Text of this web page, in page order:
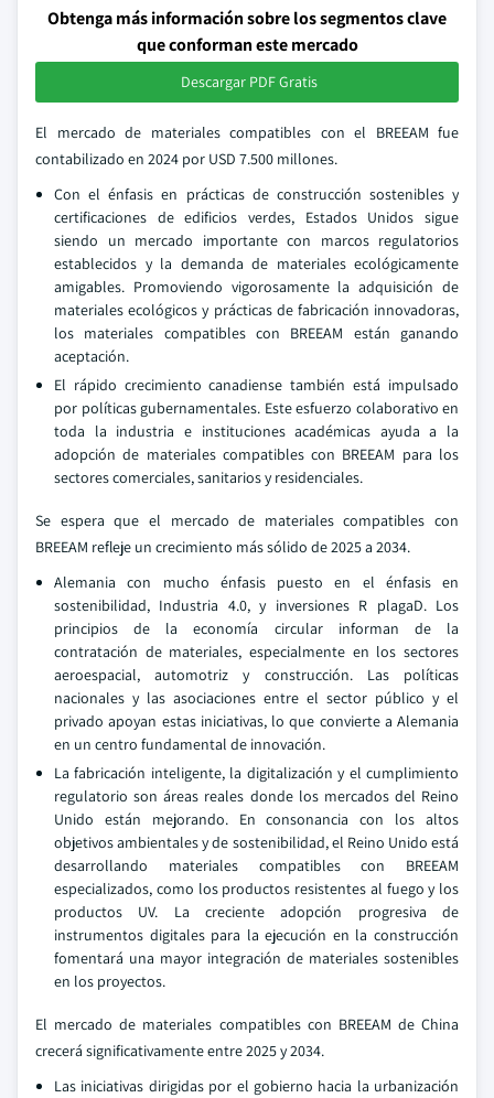
Obtenga más información sobre los segmentos clave
que conforman este mercado
Descargar PDF Gratis
El mercado de materiales compatibles con el BREEAM fue
contabilizado en 2024 por USD 7.500 millones.
Con el énfasis en prácticas de construcción sostenibles y
certificaciones de edificios verdes, Estados Unidos sigue
siendo un mercado importante con marcos regulatorios
establecidos y la demanda de materiales ecológicamente
amigables. Promoviendo vigorosamente la adquisición de
materiales ecológicos y prácticas de fabricación innovadoras,
los materiales compatibles con BREEAM están ganando
aceptación.
El rápido crecimiento canadiense también está impulsado
por políticas gubernamentales. Este esfuerzo colaborativo en
toda la industria e instituciones académicas ayuda a la
adopción de materiales compatibles con BREEAM para los
sectores comerciales, sanitarios y residenciales.
Se espera que el mercado de materiales compatibles con
BREEAM refleje un crecimiento más sólido de 2025 a 2034.
Alemania con mucho énfasis puesto en el énfasis en
sostenibilidad, Industria 4.0, y inversiones R plagaD. Los
principios de la economía circular informan de la
contratación de materiales, especialmente en los sectores
aeroespacial, automotriz y construcción. Las políticas
nacionales y las asociaciones entre el sector público y el
privado apoyan estas iniciativas, lo que convierte a Alemania
en un centro fundamental de innovación.
La fabricación inteligente, la digitalización y el cumplimiento
regulatorio son áreas reales donde los mercados del Reino
Unido están mejorando. En consonancia con los altos
objetivos ambientales y de sostenibilidad, el Reino Unido está
desarrollando materiales compatibles con BREEAM
especializados, como los productos resistentes al fuego y los
productos UV. La creciente adopción progresiva de
instrumentos digitales para la ejecución en la construcción
fomentará una mayor integración de materiales sostenibles
en los proyectos.
El mercado de materiales compatibles con BREEAM de China
crecerá significativamente entre 2025 y 2034.
Las iniciativas dirigidas por el gobierno hacia la urbanización